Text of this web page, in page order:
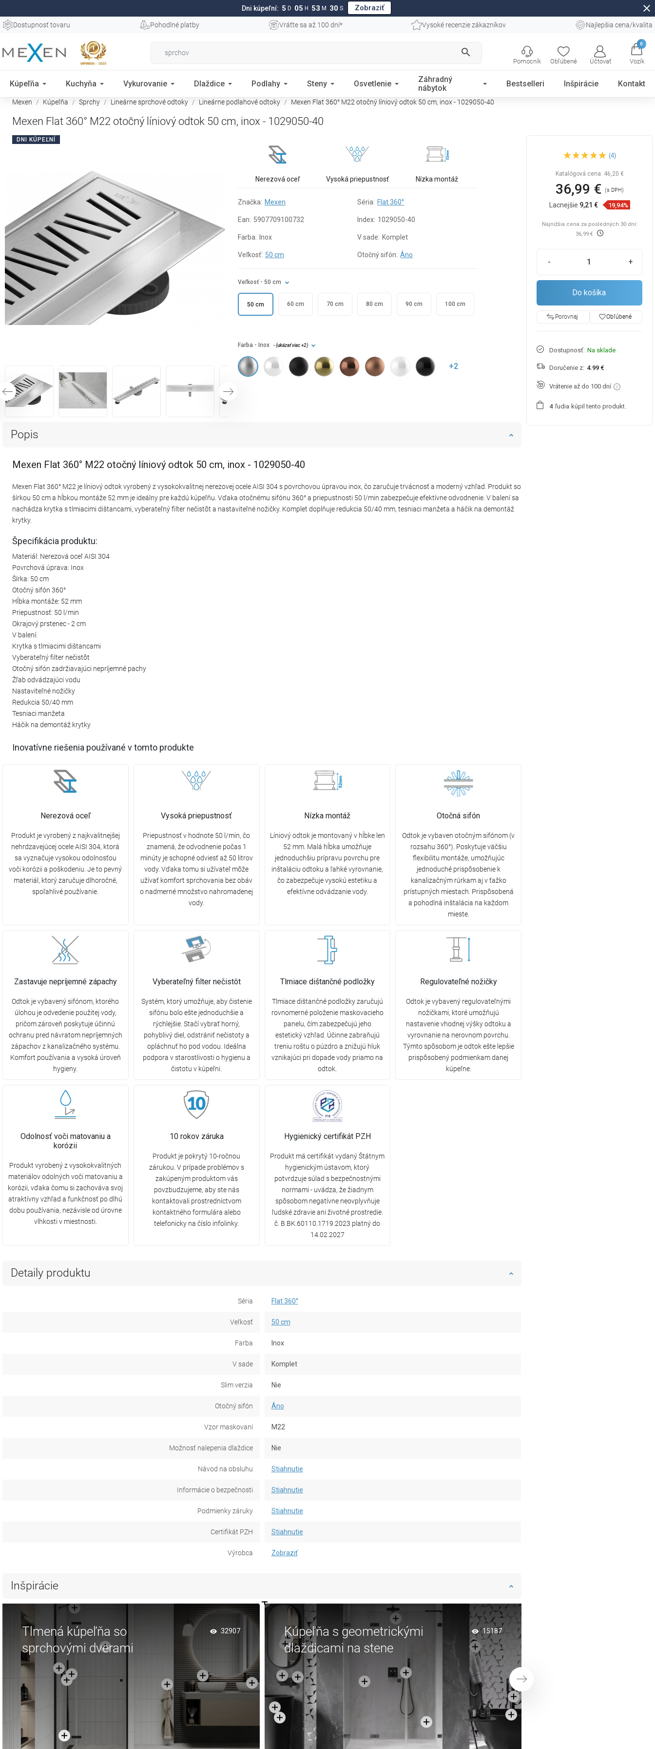
Dni kúpeľní: 5 D 05 H 53 M 29 S Zobraziť close
Dostupnosť tovaru Pohodlné platby Vráťte sa až 100 dní* Vysoké recenzie zákazníkov Najlepšia cena/kvalita
search
Obľúbené Účtovať
0
Vozík
Pomocník
Kúpeľňa Kuchyňa Vykurovanie Dlaždice Podlahy Steny Osvetlenie
Záhradný
nábytok
Bestselleri Inšpirácie Kontakt
Mexen Kúpeľňa Sprchy Lineárne sprchové odtoky Lineárne podlahové odtoky Mexen Flat 360° M22 otočný líniový odtok 50 cm, inox - 1029050-40
Mexen Flat 360° M22 otočný líniový odtok 50 cm, inox - 1029050-40
DNI KÚPEĽNÍ
Nerezová oceľ Vysoká priepustnosť Nízka montáž
Značka: Mexen Séria: Flat 360°
Ean: 5907709100732 Index: 1029050-40
Farba: Inox V sade: Komplet
Veľkosť: 50 cm Otočný sifón: Áno
Veľkosť- 50 cm
50 cm 60 cm 70 cm 80 cm 90 cm 100 cm
Farba - Inox - (ukázať viac+2)
+2
Popis
Mexen Flat 360° M22 otočný líniový odtok 50 cm, inox - 1029050-40
Mexen Flat 360° M22 je líniový odtok vyrobený z vysokokvalitnej nerezovej ocele AISI 304 s povrchovou úpravou inox, čo zaručuje trvácnosť a moderný vzhľad. Produkt so
šírkou 50 cm a hĺbkou montáže 52 mm je ideálny pre každú kúpeľňu. Vďaka otočnému sifónu 360° a priepustnosti 50 l/min zabezpečuje efektívne odvodnenie. V balení sa
nachádza krytka s tlmiacimi dištancami, vyberateľný filter nečistôt a nastaviteľné nožičky. Komplet doplňuje redukcia 50/40 mm, tesniaci manžeta a háčik na demontáž
krytky.
Špecifikácia produktu:
Materiál: Nerezová oceľ AISI 304
Povrchová úprava: Inox
Šírka: 50 cm
Otočný sifón 360°
Hĺbka montáže: 52 mm
Priepustnosť: 50 l/min
Okrajový prstenec - 2 cm
V balení:
Krytka s tlmiacimi dištancami
Vyberateľný filter nečistôt
Otočný sifón zadržiavajúci nepríjemné pachy
Žľab odvádzajúci vodu
Nastaviteľné nožičky
Redukcia 50/40 mm
Tesniaci manžeta
Háčik na demontáž krytky
Inovatívne riešenia používané v tomto produkte
Nerezová oceľ
Produkt je vyrobený z najkvalitnejšej
nehrdzavejúcej ocele AISI 304, ktorá
sa vyznačuje vysokou odolnosťou
voči korózii a poškodeniu. Je to pevný
materiál, ktorý zaručuje dlhoročné,
spoľahlivé používanie.
Vysoká priepustnosť
Priepustnosť v hodnote 50 l/min, čo
znamená, že odvodnenie počas 1
minúty je schopné odviesť až 50 litrov
vody. Vďaka tomu si užívateľ môže
užívať komfort sprchovania bez obáv
o nadmerné množstvo nahromadenej
vody.
Nízka montáž
Líniový odtok je montovaný v hĺbke len
52 mm. Malá hĺbka umožňuje
jednoduchšiu prípravu povrchu pre
inštaláciu odtoku a ľahké vyrovnanie,
čo zabezpečuje vysokú estetiku a
efektívne odvádzanie vody.
Otočná sifón
Odtok je vybaven otočným sifónom (v
rozsahu 360°). Poskytuje väčšiu
flexibilitu montáže, umožňujúc
jednoduché prispôsobenie k
kanalizačným rúrkam aj v ťažko
prístupných miestach. Prispôsobená
a pohodlná inštalácia na každom
mieste.
Zastavuje nepríjemné zápachy
Odtok je vybavený sifónom, ktorého
úlohou je odvedenie použitej vody,
pričom zároveň poskytuje účinnú
ochranu pred návratom nepríjemných
zápachov z kanalizačného systému.
Komfort používania a vysoká úroveň
hygieny.
Vyberateľný filter nečistôt
Systém, ktorý umožňuje, aby čistenie
sifónu bolo ešte jednoduchšie a
rýchlejšie. Stačí vybrať horný,
pohyblivý diel, odstrániť nečistoty a
opláchnuť ho pod vodou. Ideálna
podpora v starostlivosti o hygienu a
čistotu v kúpeľni.
Tlmiace dištančné podložky
Tlmiace dištančné podložky zaručujú
rovnomerné položenie maskovacieho
panelu, čím zabezpečujú jeho
estetický vzhľad. Účinne zabraňujú
treniu roštu o púzdro a znižujú hluk
vznikajúci pri dopade vody priamo na
odtok.
Regulovateľné nožičky
Odtok je vybavený regulovateľnými
nožičkami, ktoré umožňujú
nastavenie vhodnej výšky odtoku a
vyrovnanie na nerovnom povrchu.
Týmto spôsobom je odtok ešte lepšie
prispôsobený podmienkam danej
kúpeľne.
Odolnosť voči matovaniu a
korózii
Produkt vyrobený z vysokokvalitných
materiálov odolných voči matovaniu a
korózii, vďaka čomu si zachováva svoj
atraktívny vzhľad a funkčnosť po dlhú
dobu používania, nezávisle od úrovne
vlhkosti v miestnosti.
10 rokov záruka
Produkt je pokrytý 10-ročnou
zárukou. V prípade problémov s
zakúpeným produktom vás
povzbudzujeme, aby ste nás
kontaktovali prostredníctvom
kontaktného formulára alebo
telefonicky na číslo infolinky.
Hygienický certifikát PZH
Produkt má certifikát vydaný Štátnym
hygienickým ústavom, ktorý
potvrdzuje súlad s bezpečnostnými
normami - uvádza, že žiadnym
spôsobom negatívne neovplyvňuje
ľudské zdravie ani životné prostredie.
č. B.BK.60110.1719.2023 platný do
14.02.2027
Detaily produktu
Séria Flat 360°
Veľkosť 50 cm
Farba Inox
V sade Komplet
Slim verzia Nie
Otočný sifón Áno
Vzor maskovaní M22
Možnosť nalepenia dlaždice Nie
Návod na obsluhu Stiahnutie
Informácie o bezpečnosti Stiahnutie
Podmienky záruky Stiahnutie
Certifikát PZH Stiahnutie
Výrobca Zobraziť
Inšpirácie
Tlmená kúpeľňa so
sprchovými dverami
32907
Kúpeľňa s geometrickými
dlaždicami na stene
15187
Ďalej
líniový odtok 50 cm, inox -
(4)
Katalógová cena: 46,20 €
36,99 € (s DPH)
Lacnejšie 9,21 € 19,94%
Najnižšia cena za posledných 30 dní:
36,99 €
- +
Do košíka
Porovnaj favorite_borderObľúbené
Dostupnosť: Na sklade
Doručenie z: 4.99 €
Vrátenie až do 100 dní
4 ľudia kúpil tento produkt.